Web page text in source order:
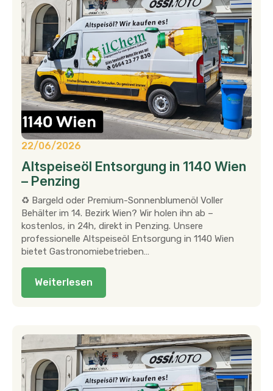
Altspeiseöl Entsorgung in 1140 Wien
– Penzing
22/06/2026
♻ Bargeld oder Premium-Sonnenblumenöl Voller
Behälter im 14. Bezirk Wien? Wir holen ihn ab –
kostenlos, in 24h, direkt in Penzing. Unsere
professionelle Altspeiseöl Entsorgung in 1140 Wien
bietet Gastronomiebetrieben…
Weiterlesen